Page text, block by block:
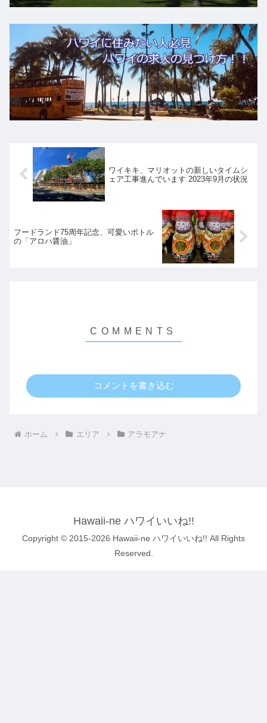
ワイキキ、マリオットの新しいタイムシ
ェア工事進んでいます 2023年9月の状況
フードランド75周年記念、可愛いボトル
の「アロハ醤油」
コメントを書き込む
ホーム エリア アラモアナ
Hawaii-ne ハワイいいね!!
Copyright © 2015-2026 Hawaii-ne ハワイいいね!! All Rights
Reserved.